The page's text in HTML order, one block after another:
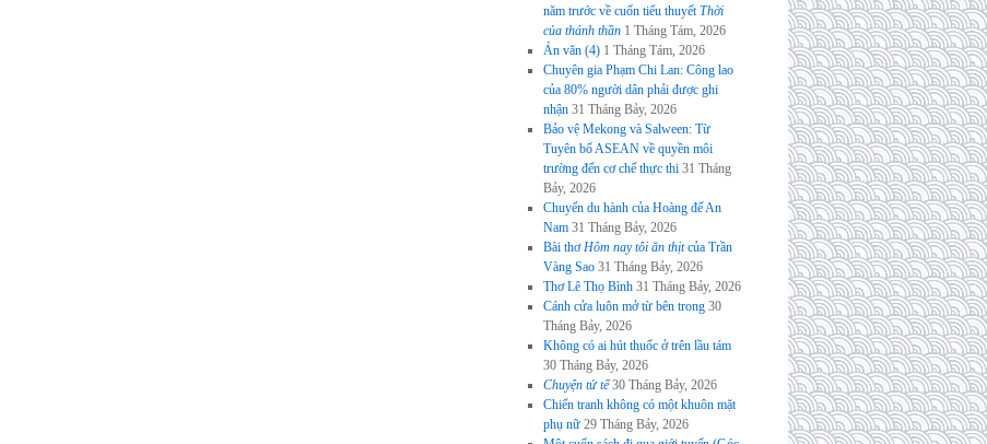
năm trước về cuốn tiểu thuyếtThời
của thánh thần 1 Tháng Tám, 2026
Án văn (4) 1 Tháng Tám, 2026
Chuyên gia Phạm Chi Lan: Công lao
của 80% người dân phải được ghi
nhận 31 Tháng Bảy, 2026
Bảo vệ Mekong và Salween: Từ
Tuyên bố ASEAN về quyền môi
trường đến cơ chế thực thi 31 Tháng
Bảy, 2026
Chuyến du hành của Hoàng đế An
Nam 31 Tháng Bảy, 2026
Bài thơHôm nay tôi ăn thịtcủa Trần
Vàng Sao 31 Tháng Bảy, 2026
Thơ Lê Thọ Bình 31 Tháng Bảy, 2026
Cánh cửa luôn mở từ bên trong 30
Tháng Bảy, 2026
Không có ai hút thuốc ở trên lầu tám
30 Tháng Bảy, 2026
Chuyện tử tế 30 Tháng Bảy, 2026
Chiến tranh không có một khuôn mặt
phụ nữ 29 Tháng Bảy, 2026